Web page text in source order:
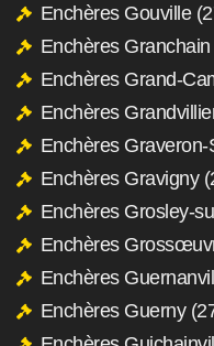
Enchères Gouville
Enchères
Enchères Grand-
Enchères
Enchères
Enchères Gravigny
Enchères Grosley-
Enchères
Enchères
Enchères Guerny